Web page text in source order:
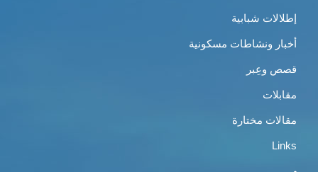
إطلالات شبابية
أخبار ونشاطات مسكونية
قصص وعِبر
مقابلات
مقالات مختارة
Links